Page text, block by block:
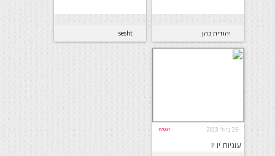
יהודית כהן
מורחיים
sesht
25 ביולי 2013 #7037
עוגיות יו יו